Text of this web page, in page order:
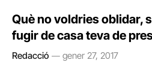
Què no voldries oblidar,
fugir de casa teva de
Redacció gener 27, 2017